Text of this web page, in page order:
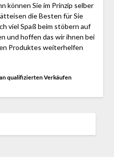
können Sie im Prinzip selber
die Besten für Sie
viel Spaß beim stöbern auf
und hoffen das wir ihnen bei
Produktes weiterhelfen
qualifizierten Verkäufen